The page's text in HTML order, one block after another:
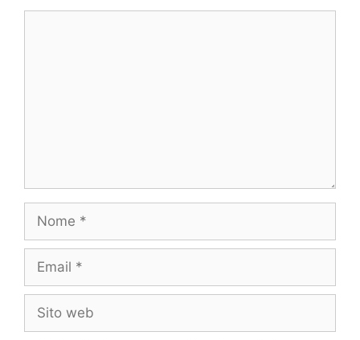
o
n p m
web